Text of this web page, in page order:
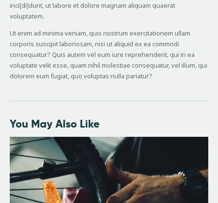
inci[di]dunt, ut labore et dolore magnam aliquam quaerat
voluptatem.
Ut enim ad minima veniam, quis nostrum exercitationem ullam
corporis suscipit laboriosam, nisi ut aliquid ex ea commodi
consequatur? Quis autem vel eum iure reprehenderit, qui in ea
voluptate velit esse, quam nihil molestiae consequatur, vel illum, qui
dolorem eum fugiat, quo voluptas nulla pariatur?
You May Also Like